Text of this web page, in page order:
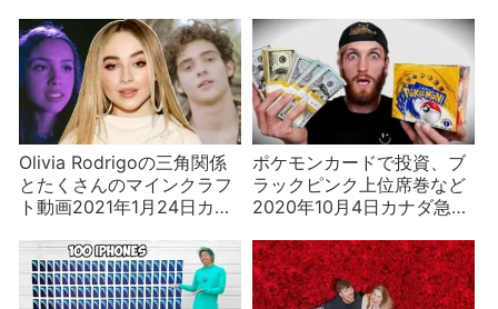
Olivia Rodrigoの三角関係
とたくさんのマインクラフ
ト動画2021年1月24日カナ
ポケモンカードで投資、ブ
ラックピンク上位席巻など
2020年10月4日カナダ急上